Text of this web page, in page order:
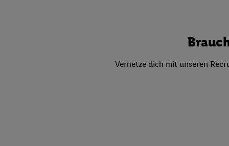
Vernetze dich mit unseren
von Zielgruppen
zur Auswahl